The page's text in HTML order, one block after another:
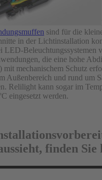
sind für die
in der Lichtinstallation
LED-Beleuchtungssystemen
die eine hohe
mit mechanischem Schutz
Außenbereich und rund um
Relilight kann sogar im
eingesetzt werden.
finden Sie